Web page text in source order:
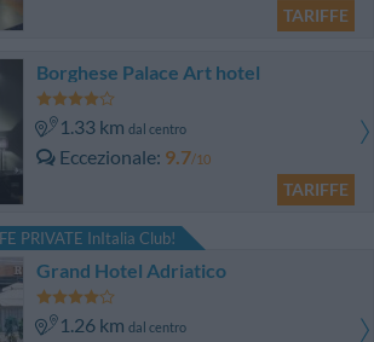
TARIFFE
Borghese Palace Art hotel
1.33 km dal centro
Eccezionale 9.7/10
TARIFFE
PRIVATE InItalia Club!
Grand Hotel Adriatico
1.26 km dal centro